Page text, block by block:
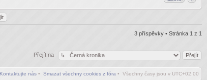
3 příspěvky • Stránka 1 z 1
Přejít na
• Všechny časy jsou v UTC+02:00
• Smazat všechny cookies z fóra
Kontaktujte nás